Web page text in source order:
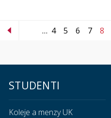
… 4 5 6 7 8
STUDENTI
Koleje a menzy UK